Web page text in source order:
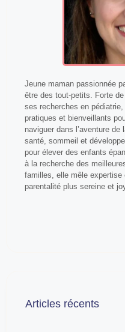
Jeune maman passionnée
être des tout-petits. Forte
ses recherches en
pratiques et bienveillants
naviguer dans l’aventure
santé, sommeil et
pour élever des enfants
à la recherche des
familles, elle mêle
parentalité plus sereine et
Articles récents